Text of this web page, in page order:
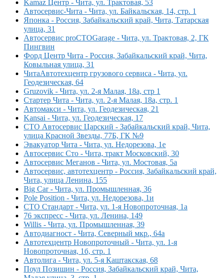
Kamaz Центр - Чита, ул. Трактовая, 53
Автосервис-Чита - Чита, ул. Байкальская, 14, стр. 1
Японка - Россия, Забайкальский край, Чита, Татарская
улица, 31
Автосервис proCTOGarage - Чита, ул. Трактовая, 2, ГК
Пингвин
Форд Центр Чита - Россия, Забайкальский край, Чита,
Ковыльная улица, 31
ЧитаАвтотехцентр грузового сервиса - Чита, ул.
Геодезическая, 64
Gruzovik - Чита, ул. 2-я Малая, 18а, стр 1
Стартер Чита - Чита, ул. 2-я Малая, 18а, стр. 1
Автомакси - Чита, ул. Геодезическая, 21
Kansai - Чита, ул. Геодезическая, 17
СТО Автосервис Царский - Забайкальский край, Чита,
улица Красной Звезды, 77Б, ГК №9
Эвакуатор Чита - Чита, ул. Недорезова, 1е
Автосервис Сто - Чита, тракт Московский, 30
Автосервис Меганов - Чита, ул. Мостовая, 5а
Автосервис, автотехцентр - Россия, Забайкальский край,
Чита, улица Ленина, 155
Big Car - Чита, ул. Промышленная, 36
Pole Position - Чита, ул. Недорезова, 1и
СТО Стандарт - Чита, ул. 1-я Новопроточная, 1а
76 экспресс - Чита, ул. Ленина, 149
Willis - Чита, ул. Промышленная, 39
Автодиагност - Чита, Северный мкр., 64а
Автотехцентр Новопроточный - Чита, ул. 1-я
Новопроточная, 1б, стр. 1
Автолига - Чита, ул. 5-я Каштакская, 68
Поул Позишин - Россия, Забайкальский край, Чита,